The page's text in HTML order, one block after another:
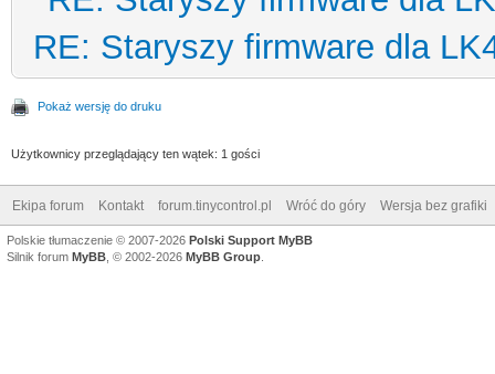
RE: Staryszy firmware dla
Pokaż wersję do druku
Użytkownicy przeglądający ten wątek: 1 gości
Ekipa forum Kontakt forum.tinycontrol.pl Wróć do góry Wersja bez grafiki
Polskie tłumaczenie © 2007-2026 Polski Support MyBB
Silnik forum MyBB , © 2002-2026 MyBB Group